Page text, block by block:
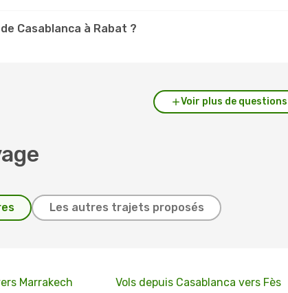
Casablanca à Rabat ?
Voir plus de questions
Les autres trajets proposés
Marrakech Vols depuis Casablanca vers Fès